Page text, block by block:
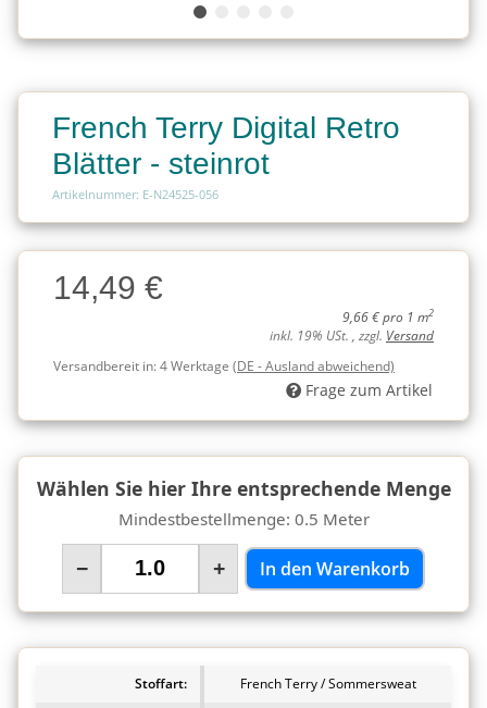
French Terry Digital Retro
Blätter - steinrot
Artikelnummer: E-N24525-056
Charge
Charge14,49 €
9,66 € pro 1 m2
inkl. 19% USt. , zzgl. Versand
Versandbereit in:4 Werktage (DE - Ausland abweichend)
Frage zum Artikel
Wählen Sie hier Ihre entsprechende Menge
Mindestbestellmenge: 0.5 Meter
− + In den Warenkorb
Stoffart:
French Terry / Sommersweat